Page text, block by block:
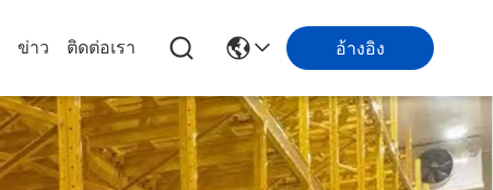
ข่าว ติดต่อเรา อ้างอิง